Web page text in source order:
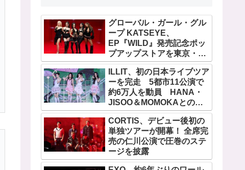
グローバル・ガール・グル
ープ KATSEYE、
EP『WILD』発売記念ポッ
プアップストアを東京・原
宿で開催 限定グッズも登
場ILLIT、初の日本ライブツア
ーを完走 5都市11公演で
約6万人を動員 HANA・
JISOO＆MOMOKAとのス
ペシャルコラボも実現
CORTIS、デビュー後初の
単独ツアーが開幕！ 全席完
売の仁川公演で圧巻のステ
ージを披露